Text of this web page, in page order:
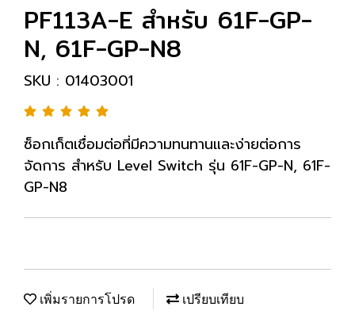
PF113A-E สำหรับ 61F-GP-
N, 61F-GP-N8
SKU : 01403001
ซ็อกเก็ตเชื่อมต่อที่มีความทนทานและง่ายต่อการ
จัดการ สำหรับ Level Switch รุ่น 61F-GP-N, 61F-
GP-N8
เพิ่มรายการโปรด เปรียบเทียบ